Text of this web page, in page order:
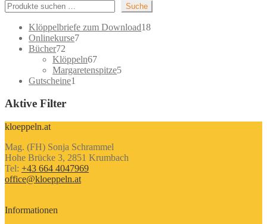
Suche
Klöppelbriefe zum Download1818
Onlinekurse77
Bücher72
Produkte
Klöppeln6767
Produkte
Margaretenspitze55
Gutscheine1
Aktive Filter
kloeppeln.at
Mag. (FH) Sonja Schrammel
Hohe Brücke 3, 2851 Krumbach
Tel: +43 664 4047969
office@kloeppeln.at
Informationen